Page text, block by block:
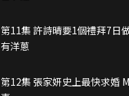
第11集 許詩晴要1個禮拜7日
有洋蔥
第12集 張家妍史上最快求婚